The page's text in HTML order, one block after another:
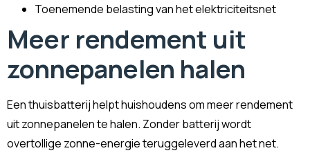
Toenemende belasting van het elektriciteitsnet
Meer rendement uit
zonnepanelen halen
Een thuisbatterij helpt huishoudens om meer rendement
uit zonnepanelen te halen. Zonder batterij wordt
overtollige zonne-energie teruggeleverd aan het net.